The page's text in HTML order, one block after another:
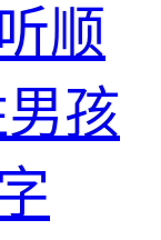
顺
孩